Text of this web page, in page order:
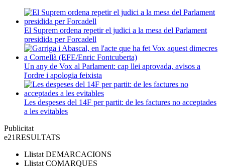
El Suprem ordena repetir el judici a la mesa del Parlament
presidida per Forcadell
Un any de Vox al Parlament: cap llei aprovada, avisos a
l'ordre i apologia feixista
Les despeses del 14F per partit: de les factures no acceptades
a les evitables
Publicitat
e21RESULTATS
Llistat DEMARCACIONS
Llistat COMARQUES